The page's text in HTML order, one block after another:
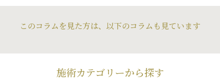
このコラムを見た方は、以下のコラムも見ています
施術カテゴリーから探す